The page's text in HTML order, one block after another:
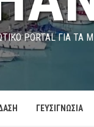
PORTAL ΓΙΑ ΤΑ
ΓΕΥΣΙΓΝΩΣΙΑ